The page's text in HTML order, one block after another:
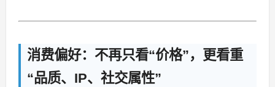
消费偏好：不再只看“价格”，更看重
“品质、IP、社交属性”